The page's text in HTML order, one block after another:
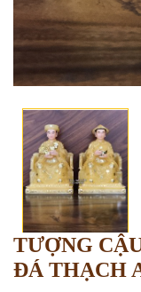
TƯỢNG
ĐÁ THẠCH